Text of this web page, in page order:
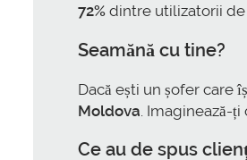
72% dintre utilizatorii de
Seamănă cu tine?
Dacă ești un șofer care
Moldova . Imaginează-
Ce au de spus